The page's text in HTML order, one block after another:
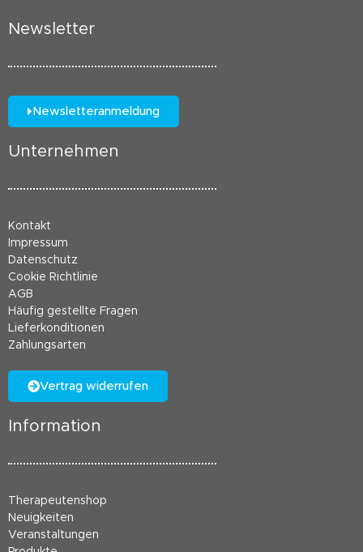
Newsletter
Newsletteranmeldung
Unternehmen
Kontakt
Impressum
Datenschutz
Cookie Richtlinie
AGB
Häufig gestellte Fragen
Lieferkonditionen
Zahlungsarten
Vertrag widerrufen
Information
Therapeutenshop
Neuigkeiten
Veranstaltungen